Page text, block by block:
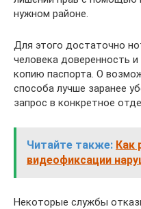
нужном районе.
Для этого достаточно
человека доверенность
копию паспорта. О
способа лучше заранее
запрос в конкретное
Читайте также: Как
видеофиксации
Некоторые службы